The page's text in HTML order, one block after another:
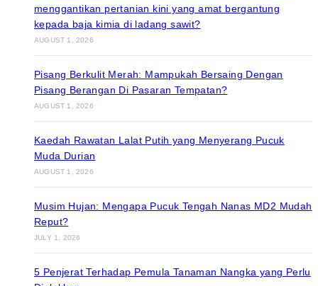
menggantikan pertanian kini yang amat bergantung
kepada baja kimia di ladang sawit?
AUGUST 1, 2026
Pisang Berkulit Merah: Mampukah Bersaing Dengan
Pisang Berangan Di Pasaran Tempatan?
AUGUST 1, 2026
Kaedah Rawatan Lalat Putih yang Menyerang Pucuk
Muda Durian
AUGUST 1, 2026
Musim Hujan: Mengapa Pucuk Tengah Nanas MD2 Mudah
Reput?
JULY 1, 2026
5 Penjerat Terhadap Pemula Tanaman Nangka yang Perlu